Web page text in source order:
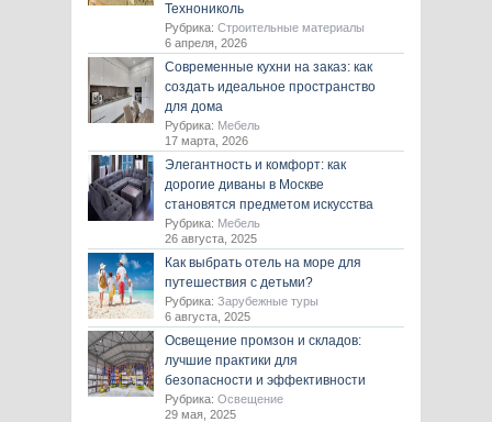
Технониколь
Рубрика: Строительные материалы
6 апреля, 2026
Современные кухни на заказ: как
создать идеальное пространство
для дома
Рубрика: Мебель
17 марта, 2026
Элегантность и комфорт: как
дорогие диваны в Москве
становятся предметом искусства
Рубрика: Мебель
26 августа, 2025
Как выбрать отель на море для
путешествия с детьми?
Рубрика: Зарубежные туры
6 августа, 2025
Освещение промзон и складов:
лучшие практики для
безопасности и эффективности
Рубрика: Освещение
29 мая, 2025